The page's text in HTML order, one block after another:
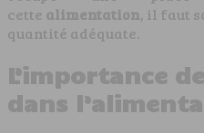
cette alimentation , il faut
quantité adéquate.
L’importance
dans